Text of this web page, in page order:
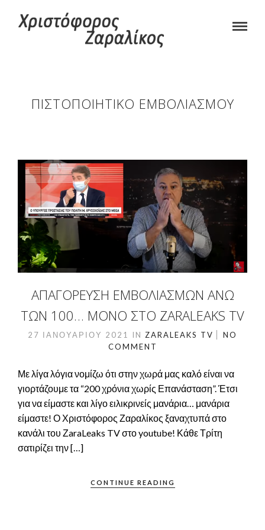
ΠΙΣΤΟΠΟΙΗΤΙΚΌ ΕΜΒΟΛΙΑΣΜΟΎ
ΑΠΑΓΟΡΕΥΣΗ ΕΜΒΟΛΙΑΣΜΩΝ ΑΝΩ
ΤΩΝ 100… ΜΌΝΟ ΣΤΟ ZARALEAKS TV
27 ΙΑΝΟΥΑΡΊΟΥ 2021 IN ZARALEAKS TV
NO
COMMENT
Με λίγα λόγια νομίζω ότι στην χωρά μας καλό είναι να
γιορτάζουμε τα “200 χρόνια χωρίς Επανάσταση”. Έτσι
για να είμαστε και λίγο ειλικρινείς μανάρια… μανάρια
είμαστε! Ο Χριστόφορος Ζαραλίκος ξαναχτυπά στο
κανάλι του ΖaraLeaks TV στο youtube! Κάθε Τρίτη
σατιρίζει την […]
CONTINUE READING